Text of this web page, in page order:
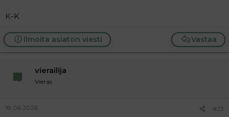
K-K
Vastaa
Ilmoita asiaton viesti
vierailija
Vieras
18.06.2026 #23